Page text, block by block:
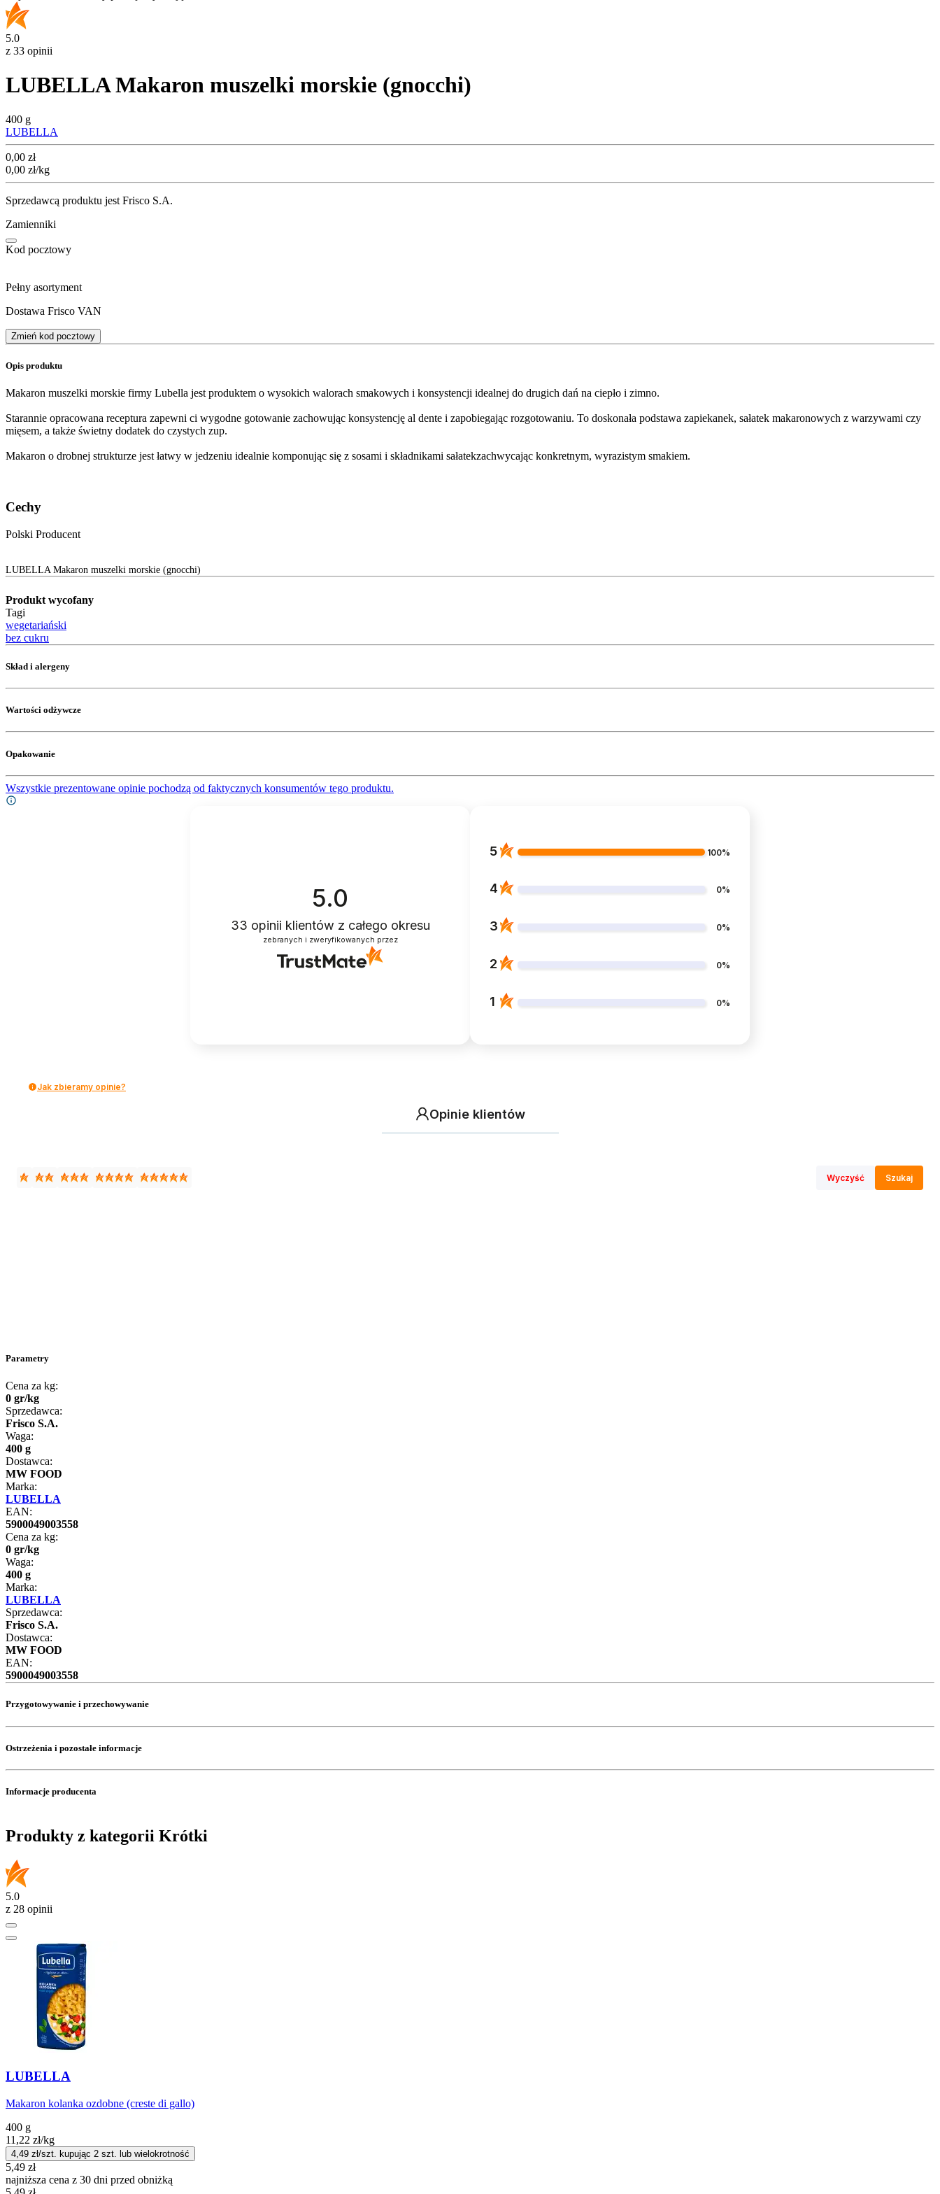
5.0
z 33 opinii
LUBELLA Makaron muszelki morskie (gnocchi)
400 g
LUBELLA
Cena
0,00 zł
0,00 zł/kg
Sprzedawcą produktu jest Frisco S.A.
Zamienniki
Kod pocztowy
Pełny asortyment
Dostawa Frisco VAN
Zmień kod pocztowy
Opis produktu
Makaron muszelki morskie firmy Lubella jest produktem o wysokich walorach smakowych i konsystencji idealnej do drugich dań na ciepło i zimno.
Starannie opracowana receptura zapewni ci wygodne gotowanie zachowując konsystencję al dente i zapobiegając rozgotowaniu. To doskonała podstawa zapiekanek, sałatek makaronowych z warzywami czy
mięsem, a także świetny dodatek do czystych zup.
Makaron o drobnej strukturze jest łatwy w jedzeniu idealnie komponując się z sosami i składnikami sałatekzachwycając konkretnym, wyrazistym smakiem.
Cechy
Polski Producent
LUBELLA Makaron muszelki morskie (gnocchi)
Produkt wycofany
Tagi
wegetariański
bez cukru
Skład i alergeny
Wartości odżywcze
Opakowanie
Wszystkie prezentowane opinie pochodzą od faktycznych konsumentów tego produktu.
5.0
33 opinii klientów z całego okresu
zebranych i zweryfikowanych przez
5 100%
4 0%
3 0%
2 0%
1 0%
Jak zbieramy opinie?
Opinie klientów
Wyczyść Szukaj
Parametry
Cena za kg:
0 gr/kg
Sprzedawca:
Frisco S.A.
Waga:
400 g
Dostawca:
MW FOOD
Marka:
LUBELLA
EAN:
5900049003558
Cena za kg:
0 gr/kg
Waga:
400 g
Marka:
LUBELLA
Sprzedawca:
Frisco S.A.
Dostawca:
MW FOOD
EAN:
5900049003558
Przygotowywanie i przechowywanie
Ostrzeżenia i pozostałe informacje
Informacje producenta
Produkty z kategorii Krótki
5.0
z 28 opinii
LUBELLA
Makaron kolanka ozdobne (creste di gallo)
400 g
11,22 zł/kg
4,49 zł/szt. kupując 2 szt. lub wielokrotność
5,49 zł
najniższa cena z 30 dni przed obniżką